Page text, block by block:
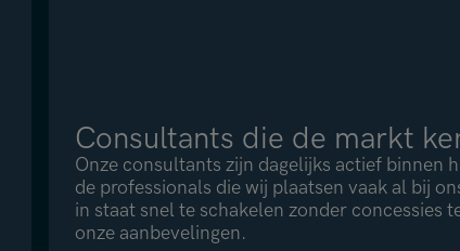
Consultants die de markt
Onze consultants zijn dagelijks actief binnen
de professionals die wij plaatsen vaak al bij
in staat snel te schakelen zonder concessies
onze aanbevelingen.